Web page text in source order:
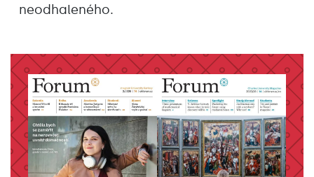
neodhaleného.